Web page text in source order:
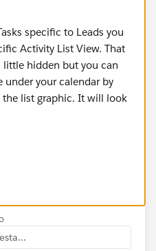
specific to Leads you
Activity List View. That
little hidden but you can
under your calendar by
list graphic. It will look
new view or work with
for some reason you